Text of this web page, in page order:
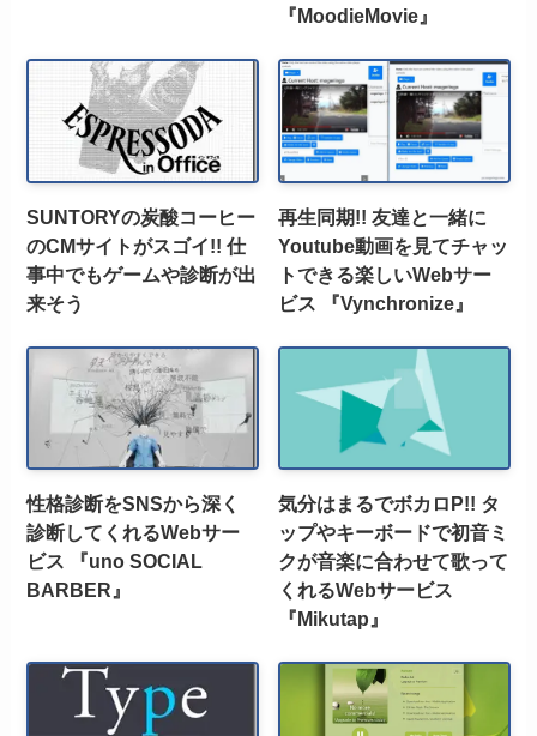
『MoodieMovie』
SUNTORYの炭酸コーヒー
のCMサイトがスゴイ!! 仕
事中でもゲームや診断が出
来そう
再生同期!! 友達と一緒に
Youtube動画を見てチャッ
トできる楽しいWebサー
ビス 『Vynchronize』
性格診断をSNSから深く
診断してくれるWebサー
ビス 『uno SOCIAL
BARBER』
気分はまるでボカロP!! タ
ップやキーボードで初音ミ
クが音楽に合わせて歌って
くれるWebサービス
『Mikutap』